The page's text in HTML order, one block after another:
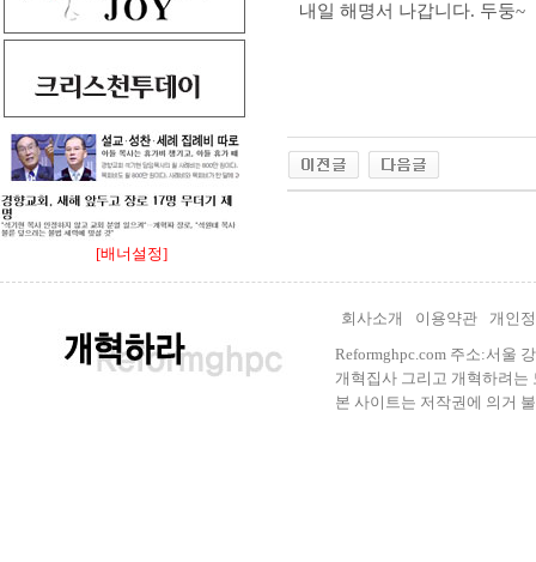
[배너설정]
내일 해명서 나갑니다. 두둥~
회사소개 이용약관
개인
Reformghpc.com 주소:서울
개혁집사 그리고 개혁하려는
본 사이트는 저작권에 의거